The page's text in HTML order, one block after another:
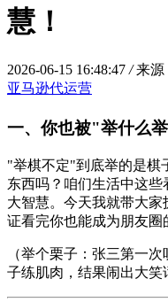
慧！
2026-06-15 16:48:47 / 来源
亚马逊代运营
一、你也被"举什么
"举棋不定"到底举的是棋
东西吗？咱们生活中这
大智慧。今天我就带大
证看完你也能成为朋友圈
（举个栗子：张三第一
子练肌肉，结果闹出大笑